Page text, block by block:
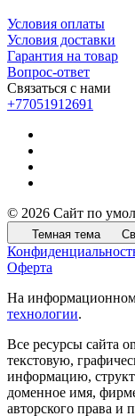
Условия оплаты
Условия доставки
Гарантия на товар
Вопрос-ответ
Связаться с нами
+77051912691
© 2026 Сайт по
Темная тема
Оферта
На
технологии.
Все ресурсы сайта
текстовую,
информацию,
доменное имя,
авторского права и